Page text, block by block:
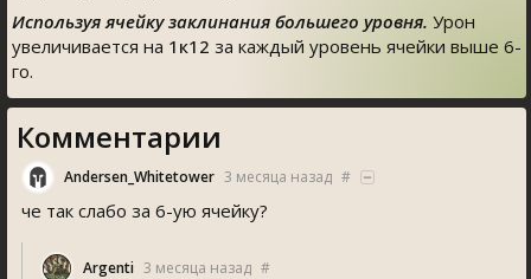
Используя ячейку заклинания большего уровня. Урон
увеличивается на 1к12 за каждый уровень ячейки выше 6-
го.
Комментарии
Andersen_Whitetower 3 месяца назад #
че так слабо за 6-ую ячейку?
Argenti 3 месяца назад #